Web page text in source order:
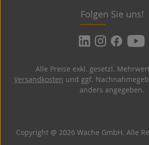
Folgen Sie uns!
Copyright @ 2026 Wache GmbH. Alle
Alle Preise exkl. gesetzl.
Versandkosten und ggf.
anders angegeben.